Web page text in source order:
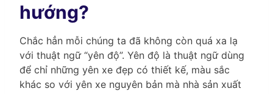
hướng?
Chắc hẳn mỗi chúng ta đã không còn quá xa lạ
với thuật ngữ “yên độ”. Yên độ là thuật ngữ dùng
để chỉ những yên xe đẹp có thiết kế, màu sắc
khác so với yên xe nguyên bản mà nhà sản xuất